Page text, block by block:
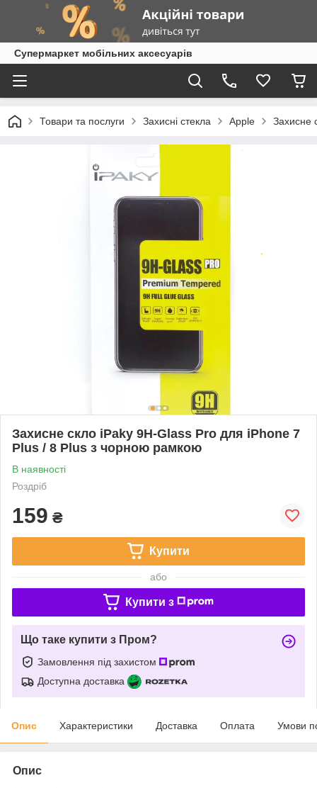
Супермаркет мобільних аксесуарів
Товари та послуги Захисні стекла Apple Захисне
Захисне скло iPaky 9H-Glass Pro для iPhone 7
Plus / 8 Plus з чорною рамкою
В наявності
Роздріб
159 ₴
Купити
або
Купити з
Що таке купити з Пром?
Замовлення під захистом
Доступна доставка
Опис Характеристики Доставка Оплата Умови
Опис